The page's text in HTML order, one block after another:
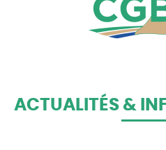
ACTUALITÉS &